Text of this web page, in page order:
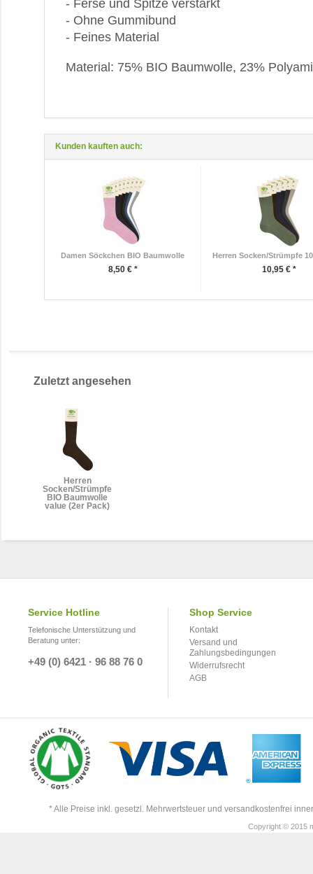
- Ferse und Spitze verstärkt
- Ohne Gummibund
- Feines Material
Material: 75% BIO Baumwolle, 23%
Kunden kauften auch:
Damen Söckchen BIO Baumwolle
8,50 € *
Herren Socken/Strümpfe
10,95 € *
Zuletzt angesehen
Herren
Socken/Strümpfe
BIO Baumwolle
value (2er Pack)
Service Hotline
Telefonische Unterstützung und
Beratung unter:
+49 (0) 6421 · 96 88 76 0
Shop Service
Kontakt
Versand und
Zahlungsbedingungen
Widerrufsrecht
AGB
* Alle Preise inkl. gesetzl. Mehrwertsteuer und versandkostenfrei
Copyright © 2015